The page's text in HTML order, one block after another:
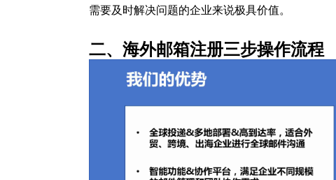
需要及时解决问题的企业来说极具价值。
二、海外邮箱注册三步操作流程